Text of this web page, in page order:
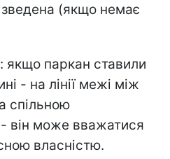
зведена (якщо немає
: якщо паркан ставили
- на лінії межі між
спільною
він може вважатися
власністю.